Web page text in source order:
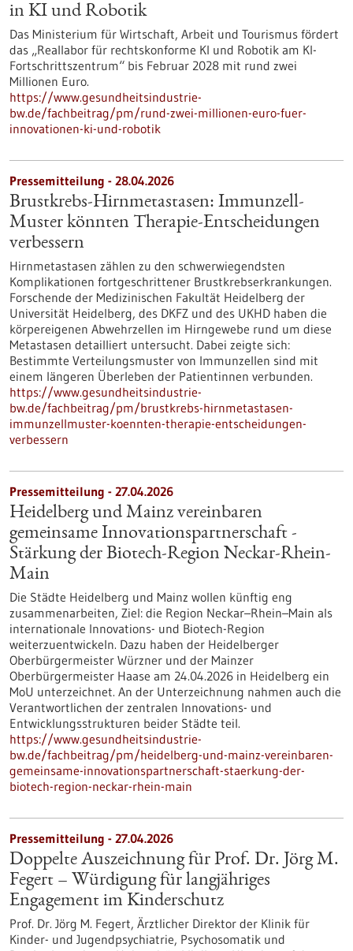
in KI und Robotik
Das Ministerium für Wirtschaft, Arbeit und Tourismus fördert
das „Reallabor für rechtskonforme KI und Robotik am KI-
Fortschrittszentrum“ bis Februar 2028 mit rund zwei
Millionen Euro.
https://www.gesundheitsindustrie-
bw.de/fachbeitrag/pm/rund-zwei-millionen-euro-fuer-
innovationen-ki-und-robotik
Pressemitteilung - 28.04.2026
Brustkrebs-Hirnmetastasen: Immunzell-
Muster könnten Therapie-Entscheidungen
verbessern
Hirnmetastasen zählen zu den schwerwiegendsten
Komplikationen fortgeschrittener Brustkrebserkrankungen.
Forschende der Medizinischen Fakultät Heidelberg der
Universität Heidelberg, des DKFZ und des UKHD haben die
körpereigenen Abwehrzellen im Hirngewebe rund um diese
Metastasen detailliert untersucht. Dabei zeigte sich:
Bestimmte Verteilungsmuster von Immunzellen sind mit
einem längeren Überleben der Patientinnen verbunden.
https://www.gesundheitsindustrie-
bw.de/fachbeitrag/pm/brustkrebs-hirnmetastasen-
immunzellmuster-koennten-therapie-entscheidungen-
verbessern
Pressemitteilung - 27.04.2026
Heidelberg und Mainz vereinbaren
gemeinsame Innovationspartnerschaft -
Stärkung der Biotech-Region Neckar-Rhein-
Main
Die Städte Heidelberg und Mainz wollen künftig eng
zusammenarbeiten, Ziel: die Region Neckar–Rhein–Main als
internationale Innovations- und Biotech-Region
weiterzuentwickeln. Dazu haben der Heidelberger
Oberbürgermeister Würzner und der Mainzer
Oberbürgermeister Haase am 24.04.2026 in Heidelberg ein
MoU unterzeichnet. An der Unterzeichnung nahmen auch die
Verantwortlichen der zentralen Innovations- und
Entwicklungsstrukturen beider Städte teil.
https://www.gesundheitsindustrie-
bw.de/fachbeitrag/pm/heidelberg-und-mainz-vereinbaren-
gemeinsame-innovationspartnerschaft-staerkung-der-
biotech-region-neckar-rhein-main
Pressemitteilung - 27.04.2026
Doppelte Auszeichnung für Prof. Dr. Jörg M.
Fegert – Würdigung für langjähriges
Engagement im Kinderschutz
Prof. Dr. Jörg M. Fegert, Ärztlicher Direktor der Klinik für
Kinder-​ und Jugendpsychiatrie, Psychosomatik und